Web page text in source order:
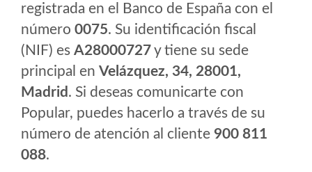
registrada en el Banco de España con el
número 0075. Su identificación fiscal
(NIF) es A28000727y tiene su sede
principal en Velázquez, 34, 28001,
Madrid . Si deseas comunicarte con
Popular, puedes hacerlo a través de su
número de atención al cliente 900 811
088.